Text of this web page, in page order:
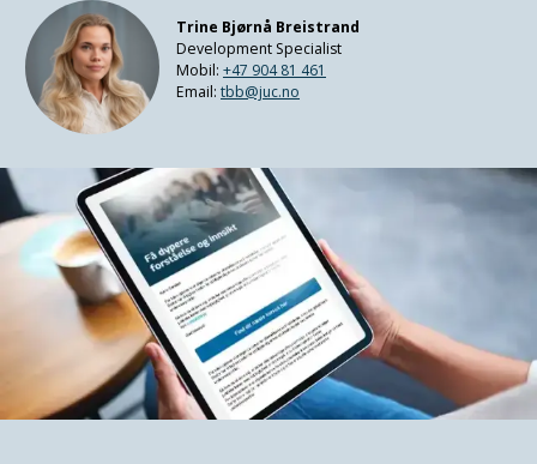
Trine Bjørnå Breistrand
Development Specialist
Mobil: +47 904 81 461
Email: tbb@juc.no